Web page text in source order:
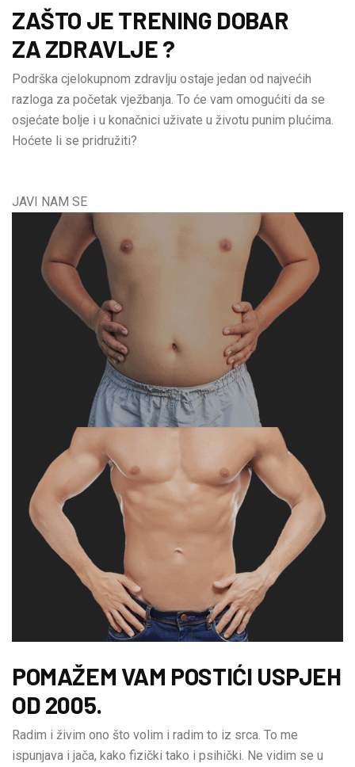
ZAŠTO JE TRENING DOBAR
ZA ZDRAVLJE ?
Podrška cjelokupnom zdravlju ostaje jedan od najvećih
razloga za početak vježbanja. To će vam omogućiti da se
osjećate bolje i u konačnici uživate u životu punim plućima.
Hoćete li se pridružiti?
JAVI NAM SE
POMAŽEM VAM POSTIĆI USPJEH
OD 2005.
Radim i živim ono što volim i radim to iz srca. To me
ispunjava i jača, kako fizički tako i psihički. Ne vidim se u